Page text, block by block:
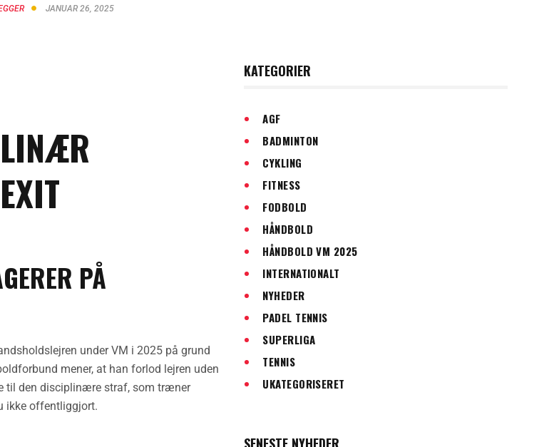
JANUAR 26, 2025
PÅ
under VM i 2025 på grund
mener, at han forlod lejren uden
til den disciplinære straf, som træner
ikke offentliggjort.
KATEGORIER
AGF
BADMINTON
CYKLING
FITNESS
FODBOLD
HÅNDBOLD
HÅNDBOLD VM 2025
INTERNATIONALT
NYHEDER
PADEL TENNIS
SUPERLIGA
TENNIS
UKATEGORISERET